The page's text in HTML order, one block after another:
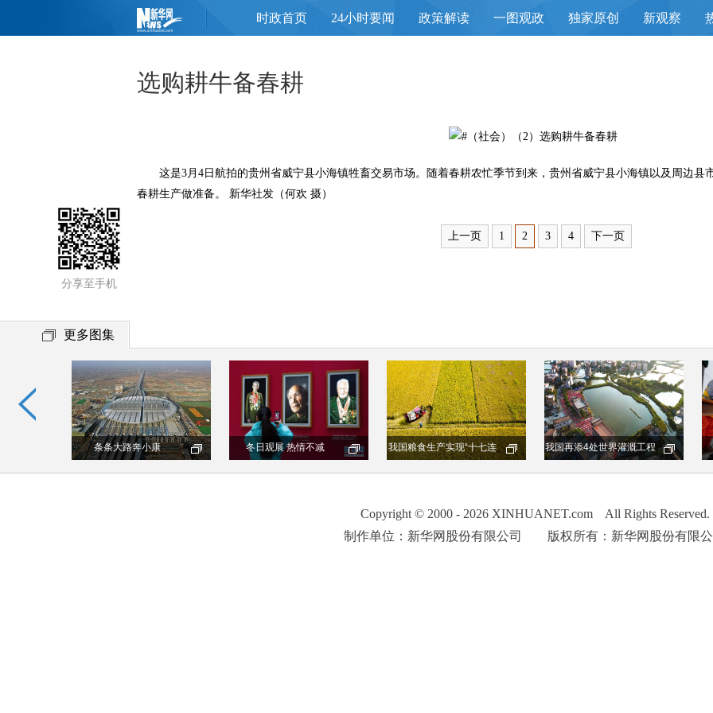
时政首页 24小时要闻 政策解读 一图观政 独家原创 新观察
分享至手机
选购耕牛备春耕
这是3月4日航拍的贵州省威宁县小海镇牲畜交易市场。随着春耕农忙季节到来，贵州省威宁县小海镇以及周边县
春耕生产做准备。 新华社发（何欢 摄）
上一页 1 2 3 4 下一页
Copyright © 2000 - 2026 XINHUANET.com All Rights Reserved.
制作单位：新华网股份有限公司 版权所有：新华网股份有限